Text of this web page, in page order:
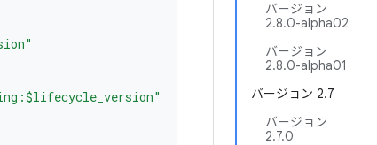
バージョン
2.8.0-alpha02
バージョン
2.8.0-alpha01
バージョン 2.7
バージョン
2.7.0